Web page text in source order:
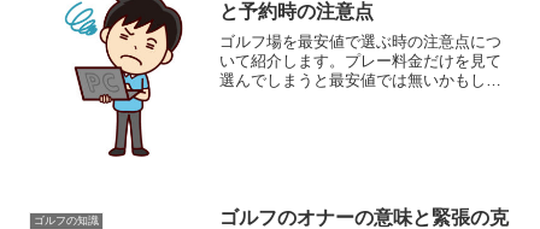
と予約時の注意点
ゴルフ場を最安値で選ぶ時の注意点につ
いて紹介します。プレー料金だけを見て
選んでしまうと最安値では無いかもしれ
ゴルフの知識
ゴルフのオナーの意味と緊張の克